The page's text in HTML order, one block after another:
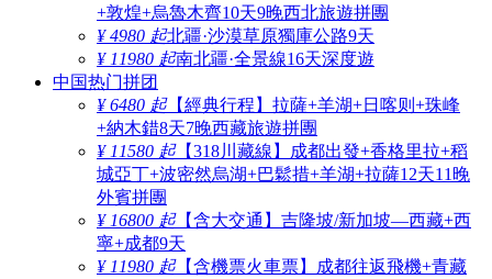
+敦煌+烏魯木齊10天9晚西北旅遊拼團
¥ 4980 起北疆·沙漠草原獨庫公路9天
¥ 11980 起南北疆·全景線16天深度遊
中国热门拼团
¥ 6480 起【經典行程】拉薩+羊湖+日喀则+珠峰
+納木錯8天7晚西藏旅遊拼團
¥ 11580 起【318川藏線】成都出發+香格里拉+稻
城亞丁+波密然烏湖+巴鬆措+羊湖+拉薩12天11晚
外賓拼團
¥ 16800 起【含大交通】吉隆坡/新加坡—西藏+西
寧+成都9天
¥ 11980 起【含機票火車票】成都往返飛機+青藏